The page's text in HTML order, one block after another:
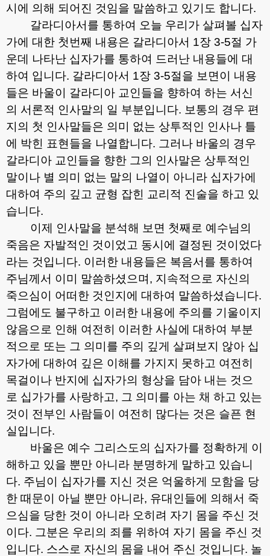
시에 의해 되어진 것임을 말씀하고 있기도 합니다.
갈라디아서를 통하여 오늘 우리가 살펴볼 십자
가에 대한 첫번째 내용은 갈라디아서 1장 3-5절 가
운데 나타난 십자가를 통하여 드러난 내용들에 대
하여 입니다. 갈라디아서 1장 3-5절을 보면이 내용
들은 바울이 갈라디아 교인들을 향하여 하는 서신
의 서론적 인사말의 일 부분입니다. 보통의 경우 편
지의 첫 인사말들은 의미 없는 상투적인 인사나 틀
에 박힌 표현들을 나열합니다. 그러나 바울의 경우
갈라디아 교인들을 향한 그의 인사말은 상투적인
말이나 별 의미 없는 말의 나열이 아니라 십자가에
대하여 주의 깊고 균형 잡힌 교리적 진술을 하고 있
습니다.
이제 인사말을 분석해 보면 첫째로 예수님의
죽음은 자발적인 것이었고 동시에 결정된 것이었다
라는 것입니다. 이러한 내용들은 복음서를 통하여
주님께서 이미 말씀하셨으며 , 지속적으로 자신의
죽으심이 어떠한 것인지에 대하여 말씀하셨습니다.
그럼에도 불구하고 이러한 내용에 주의를 기울이지
않음으로 인해 여전히 이러한 사실에 대하여 부분
적으로 또는 그 의미를 주의 깊게 살펴보지 않아 십
자가에 대하여 깊은 이해를 가지지 못하고 여전히
목걸이나 반지에 십자가의 형상을 담아 내는 것으
로 십가가를 사랑하고, 그 의미를 아는 채 하고 있는
것이 전부인 사람들이 여전히 많다는 것은 슬픈 현
실입니다.
바울은 예수 그리스도의 십자가를 정확하게 이
해하고 있을 뿐만 아니라 분명하게 말하고 있습니
다. 주님이 십자가를 지신 것은 억울하게 모함을 당
한 때문이 아닐 뿐만 아니라, 유대인들에 의해서 죽
으심을 당한 것이 아니라 오히려 자기 몸을 주신 것
이다. 그분은 우리의 죄를 위하여 자기 몸을 주신 것
입니다. 스스로 자신의 몸을 내어 주신 것입니다. 놀